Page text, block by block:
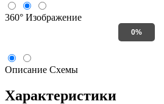
360° Изображение
0%
Описание Схемы
Характеристики